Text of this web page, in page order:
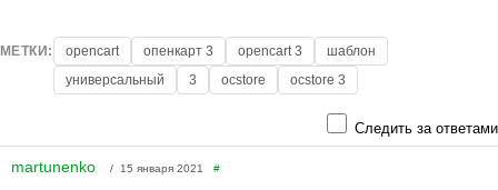
МЕТКИ: opencart опенкарт 3 opencart 3
шаблон
универсальный
3 ocstore ocstore 3
Следить за ответами
martunenko / 15 января 2021 #